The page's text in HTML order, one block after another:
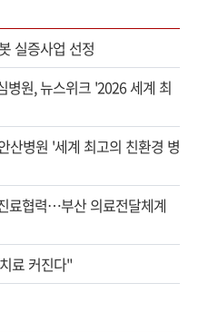
실증사업 선정
병원, 뉴스위크 '2026 세계 최
산병원 '세계 최고의 친환경 병
료협력…부산 의료전달체계
료 커진다"